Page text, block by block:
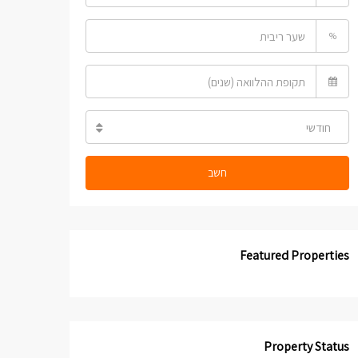
%
חודשי
חשב
Featured Properties
Property Status